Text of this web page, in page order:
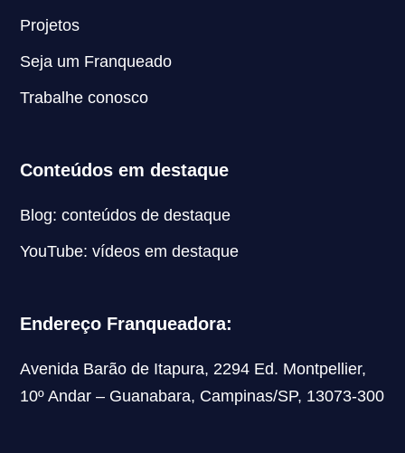
Projetos
Seja um Franqueado
Trabalhe conosco
Conteúdos em destaque
Blog: conteúdos de destaque
YouTube: vídeos em destaque
Endereço Franqueadora:
Avenida Barão de Itapura, 2294 Ed. Montpellier,
10º Andar – Guanabara, Campinas/SP, 13073-300